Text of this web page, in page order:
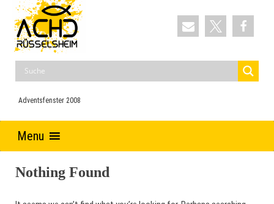
Skip
content
ACHD
Auferstehung Christi und Heilige Dreifaltigkeit
Adventsfenster 2008
Menu
Nothing Found